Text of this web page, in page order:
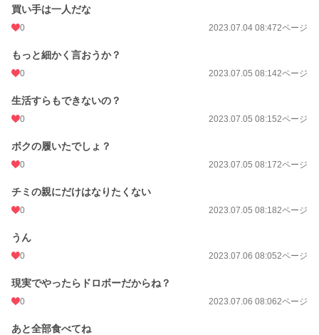
買い手は一人だな
0 2023.07.04 08:472ページ
もっと細かく言おうか？
0 2023.07.05 08:142ページ
生活すらもできないの？
0 2023.07.05 08:152ページ
ボクの履いたでしょ？
0 2023.07.05 08:172ページ
チミの親にだけはなりたくない
0 2023.07.05 08:182ページ
うん
0 2023.07.06 08:052ページ
現実でやったらドロボーだからね？
0 2023.07.06 08:062ページ
あと全部食べてね